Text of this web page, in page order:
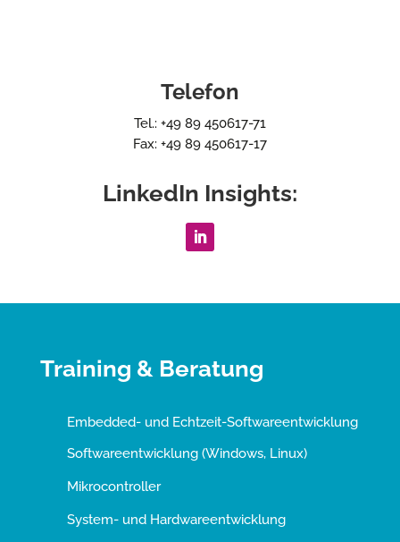
Telefon
Tel.: +49 89 450617-71
Fax: +49 89 450617-17
LinkedIn Insights:
Training & Beratung
Embedded- und Echtzeit-Softwareentwicklung
Softwareentwicklung (Windows, Linux)
Mikrocontroller
System- und Hardwareentwicklung